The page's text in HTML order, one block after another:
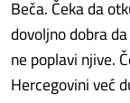
Beča. Čeka da
dovoljno dobra
ne poplavi njive.
Hercegovini već